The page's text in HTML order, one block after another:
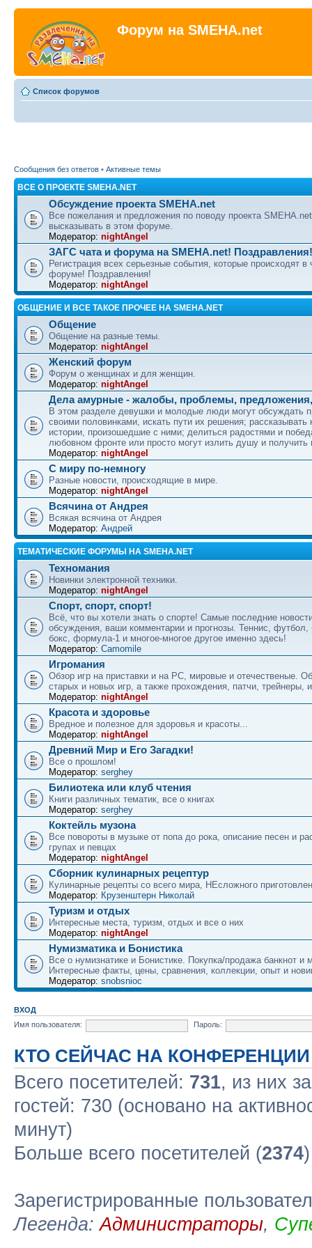
Форум на SMEHA.net
Список форумов
Сообщения без ответов • Активные темы
ВСЕ О ПРОЕКТЕ SMEHA.NET
Обсуждение проекта SMEHA.net
Все пожелания и предложения по поводу проекта
высказывать в этом форуме.
Модератор: nightAngel
ЗАГС чата и форума на SMEHA.net! Поздравления!
Регистрация всех серьезные события, которые происходят в
форуме! Поздравления!
Модератор: nightAngel
ОБЩЕНИЕ И ВСЕ ТАКОЕ ПРОЧЕЕ НА SMEHA.NET
Общение
Общение на разные темы.
Модератор: nightAngel
Женский форум
Форум о женщинах и для женщин.
Модератор: nightAngel
Дела амурные - жалобы, проблемы,
В этом разделе девушки и молодые люди могут обсуждать
своими половинками, искать пути их решения; рассказывать
истории, произошедшие с ними; делиться радостями и
любовном фронте или просто могут излить душу и получить
Модератор: nightAngel
С миру по-немногу
Разные новости, происходящие в мире.
Модератор: nightAngel
Всячина от Андрея
Всякая всячина от Андрея
Модератор: Андрей
ТЕМАТИЧЕСКИЕ ФОРУМЫ НА SMEHA.NET
Техномания
Новинки электронной техники.
Модератор: nightAngel
Спорт, спорт, спорт!
Всё, что вы хотели знать о спорте! Самые последние
обсуждения, ваши комментарии и прогнозы. Теннис, футбол,
бокс, формула-1 и многое-многое другое именно здесь!
Модератор: Camomile
Игромания
Обзор игр на приставки и на PC, мировые и отечественые.
старых и новых игр, а также прохождения, патчи, трейнеры,
Модератор: nightAngel
Красота и здоровье
Вредное и полезное для здоровья и красоты...
Модератор: nightAngel
Древний Мир и Его Загадки!
Все о прошлом!
Модератор: serghey
Билиотека или клуб чтения
Книги различных тематик, все о книгах
Модератор: serghey
Коктейль музона
Все повороты в музыке от попа до рока, описание песен и
групах и певцах
Модератор: nightAngel
Сборник кулинарных рецептур
Кулинарные рецепты со всего мира, НЕсложного
Модератор: Крузенштерн Николай
Туризм и отдых
Интересные места, туризм, отдых и все о них
Модератор: nightAngel
Нумизматика и Бонистика
Все о нумизнатике и Бонистике. Покупка/продажа банкнот и
Интересные факты, цены, сравнения, коллекции, опыт и
Модератор: snobsnioc
ВХОД
Имя пользователя:
Пароль:
КТО СЕЙЧАС НА КОНФЕРЕНЦИИ
Всего посетителей: 731, из них
гостей: 730 (основано на
минут)
Больше всего посетителей (2374
Зарегистрированные
Легенда:Администраторы,